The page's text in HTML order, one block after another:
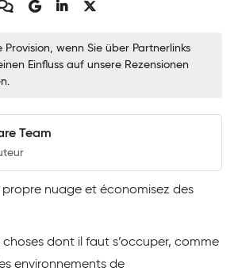
wenn Sie über Partnerlinks
Einfluss auf unsere Rezensionen
Team
nuage et économisez des
choses dont il faut s’occuper, comme
environnements de